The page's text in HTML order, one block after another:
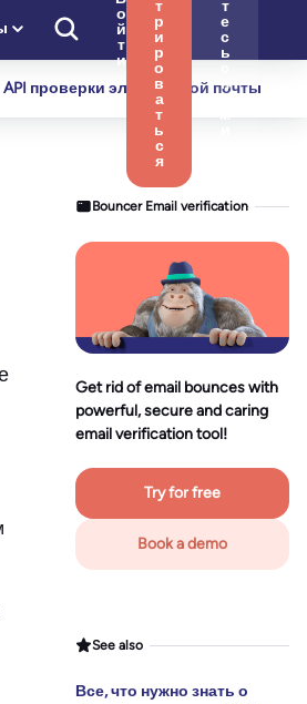
о
й
т
и
т
р
и
р
о
в
а
т
ь
с
я
т
е
с
ь
н
а
API проверки электронной почты
Bouncer Email verification
Get rid of email bounces with
powerful, secure and caring
email verification tool!
Try for free
Book a demo
See also
Все, что нужно знать о